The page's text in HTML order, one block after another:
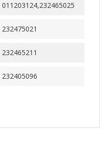
011203124,232465025
232475021
232465211
232405096